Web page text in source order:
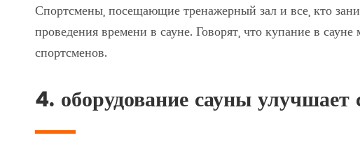
Спортсмены, посещающие тренажерный зал и все, кто
проведения времени в сауне. Говорят, что купание в
спортсменов.
4. оборудование сауны улучшает